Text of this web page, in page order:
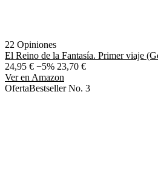
22 Opiniones
El Reino de la Fantasía. Primer viaje
24,95 € −5% 23,70 €
Ver en Amazon
OfertaBestseller No. 3